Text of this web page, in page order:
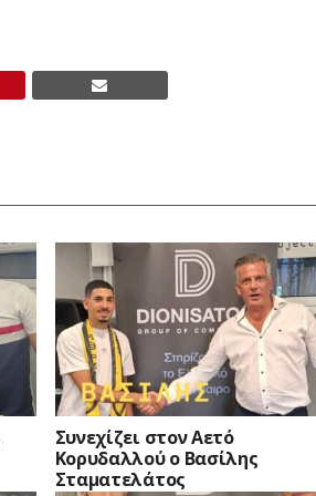
Συνεχίζει στον Αετό
Κορυδαλλού ο Βασίλης
Σταματελάτος